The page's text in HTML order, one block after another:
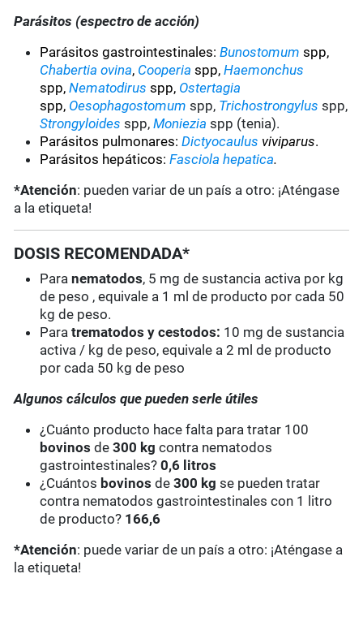
Parásitos (espectro de acción)
Parásitos gastrointestinales:Bunostomum spp,
Chabertia ovina, Cooperia spp,Haemonchus
spp,Nematodirus spp, Ostertagia
spp, Oesophagostomum spp, Trichostrongylus spp,
Strongyloides spp,Moniezia spp (tenia).
Parásitos pulmonares:Dictyocaulus viviparus.
Parásitos hepáticos:Fasciola hepatica.
*Atención: pueden variar de un país a otro: ¡Aténgase
a la etiqueta!
DOSIS RECOMENDADA*
Paranematodos, 5 mg de sustancia activa por kg
de peso , equivale a 1 ml de producto por cada 50
kg de peso.
Paratrematodos y cestodos: 10 mg de sustancia
activa / kg de peso, equivale a 2 ml de producto
por cada 50 kg de peso
Algunos cálculos que pueden serle útiles
¿Cuánto producto hace falta para tratar 100
bovinos de300 kgcontra nematodos
gastrointestinales? 0,6 litros
¿Cuántos bovinos de300 kg se pueden tratar
contra nematodos gastrointestinales con 1 litro
de producto? 166,6
*Atención: puede variar de un país a otro: ¡Aténgase a
la etiqueta!